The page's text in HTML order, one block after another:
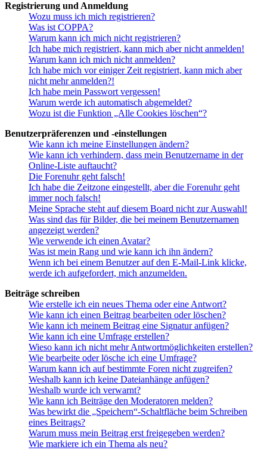
Registrierung und Anmeldung
Wozu muss ich mich registrieren?
Was ist COPPA?
Warum kann ich mich nicht registrieren?
Ich habe mich registriert, kann mich aber nicht anmelden!
Warum kann ich mich nicht anmelden?
Ich habe mich vor einiger Zeit registriert, kann mich aber
nicht mehr anmelden?!
Ich habe mein Passwort vergessen!
Warum werde ich automatisch abgemeldet?
Wozu ist die Funktion „Alle Cookies löschen“?
Benutzerpräferenzen und -einstellungen
Wie kann ich meine Einstellungen ändern?
Wie kann ich verhindern, dass mein Benutzername in der
Online-Liste auftaucht?
Die Forenuhr geht falsch!
Ich habe die Zeitzone eingestellt, aber die Forenuhr geht
immer noch falsch!
Meine Sprache steht auf diesem Board nicht zur Auswahl!
Was sind das für Bilder, die bei meinem Benutzernamen
angezeigt werden?
Wie verwende ich einen Avatar?
Was ist mein Rang und wie kann ich ihn ändern?
Wenn ich bei einem Benutzer auf den E-Mail-Link klicke,
werde ich aufgefordert, mich anzumelden.
Beiträge schreiben
Wie erstelle ich ein neues Thema oder eine Antwort?
Wie kann ich einen Beitrag bearbeiten oder löschen?
Wie kann ich meinem Beitrag eine Signatur anfügen?
Wie kann ich eine Umfrage erstellen?
Wieso kann ich nicht mehr Antwortmöglichkeiten erstellen?
Wie bearbeite oder lösche ich eine Umfrage?
Warum kann ich auf bestimmte Foren nicht zugreifen?
Weshalb kann ich keine Dateianhänge anfügen?
Weshalb wurde ich verwarnt?
Wie kann ich Beiträge den Moderatoren melden?
Was bewirkt die „Speichern“-Schaltfläche beim Schreiben
eines Beitrags?
Warum muss mein Beitrag erst freigegeben werden?
Wie markiere ich ein Thema als neu?